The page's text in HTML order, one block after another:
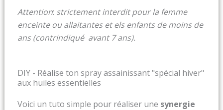
Attention: strictement interdit pour la femme
enceinte ou allaitantes et els enfants de moins de
ans (contrindiqué avant 7 ans).
DIY - Réalise ton spray assainissant "spécial hiver"
aux huiles essentielles
Voici un tuto simple pour réaliser une synergie